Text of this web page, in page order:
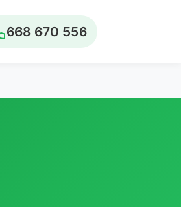
668 670 556